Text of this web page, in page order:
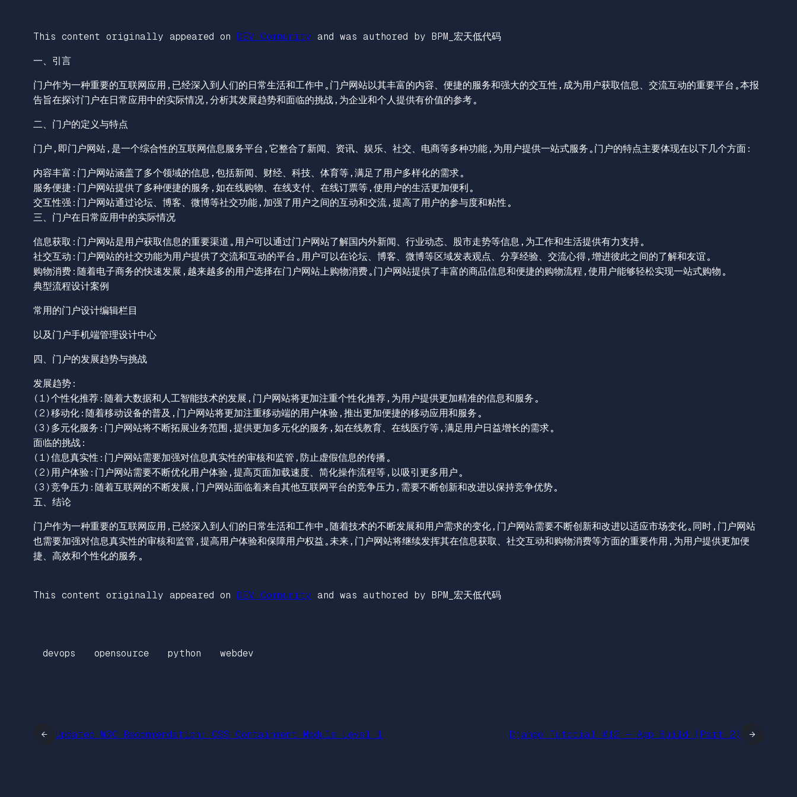
This content originally appeared on DEV Community and was authored by BPM_宏天低代码
一、引言
门户作为一种重要的互联网应用，已经深入到人们的日常生活和工作中。门户网站以其丰富的内容、便捷的服务和强大的交互性，成为用户获取信息、交流互动的重要平台。本报
告旨在探讨门户在日常应用中的实际情况，分析其发展趋势和面临的挑战，为企业和个人提供有价值的参考。
二、门户的定义与特点
门户，即门户网站，是一个综合性的互联网信息服务平台，它整合了新闻、资讯、娱乐、社交、电商等多种功能，为用户提供一站式服务。门户的特点主要体现在以下几个方面：
内容丰富：门户网站涵盖了多个领域的信息，包括新闻、财经、科技、体育等，满足了用户多样化的需求。
服务便捷：门户网站提供了多种便捷的服务，如在线购物、在线支付、在线订票等，使用户的生活更加便利。
交互性强：门户网站通过论坛、博客、微博等社交功能，加强了用户之间的互动和交流，提高了用户的参与度和粘性。
三、门户在日常应用中的实际情况
信息获取：门户网站是用户获取信息的重要渠道。用户可以通过门户网站了解国内外新闻、行业动态、股市走势等信息，为工作和生活提供有力支持。
社交互动：门户网站的社交功能为用户提供了交流和互动的平台。用户可以在论坛、博客、微博等区域发表观点、分享经验、交流心得，增进彼此之间的了解和友谊。
购物消费：随着电子商务的快速发展，越来越多的用户选择在门户网站上购物消费。门户网站提供了丰富的商品信息和便捷的购物流程，使用户能够轻松实现一站式购物。
典型流程设计案例
常用的门户设计编辑栏目
以及门户手机端管理设计中心
四、门户的发展趋势与挑战
发展趋势：
（1）个性化推荐：随着大数据和人工智能技术的发展，门户网站将更加注重个性化推荐，为用户提供更加精准的信息和服务。
（2）移动化：随着移动设备的普及，门户网站将更加注重移动端的用户体验，推出更加便捷的移动应用和服务。
（3）多元化服务：门户网站将不断拓展业务范围，提供更加多元化的服务，如在线教育、在线医疗等，满足用户日益增长的需求。
面临的挑战：
（1）信息真实性：门户网站需要加强对信息真实性的审核和监管，防止虚假信息的传播。
（2）用户体验：门户网站需要不断优化用户体验，提高页面加载速度、简化操作流程等，以吸引更多用户。
（3）竞争压力：随着互联网的不断发展，门户网站面临着来自其他互联网平台的竞争压力，需要不断创新和改进以保持竞争优势。
五、结论
门户作为一种重要的互联网应用，已经深入到人们的日常生活和工作中。随着技术的不断发展和用户需求的变化，门户网站需要不断创新和改进以适应市场变化。同时，门户网站
也需要加强对信息真实性的审核和监管，提高用户体验和保障用户权益。未来，门户网站将继续发挥其在信息获取、社交互动和购物消费等方面的重要作用，为用户提供更加便
捷、高效和个性化的服务。
This content originally appeared on DEV Community and was authored by BPM_宏天低代码
devops opensource python webdev
← Updated W3C Recommendation: CSS Containment Module Level 1 Django Tutorial #12 – App Build (Part 2) →